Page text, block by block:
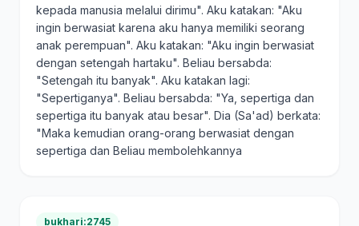
kepada manusia melalui dirimu". Aku katakan: "Aku
ingin berwasiat karena aku hanya memiliki seorang
anak perempuan". Aku katakan: "Aku ingin berwasiat
dengan setengah hartaku". Beliau bersabda:
"Setengah itu banyak". Aku katakan lagi:
"Sepertiganya". Beliau bersabda: "Ya, sepertiga dan
sepertiga itu banyak atau besar". Dia (Sa'ad) berkata:
"Maka kemudian orang-orang berwasiat dengan
sepertiga dan Beliau membolehkannya
bukhari:2745